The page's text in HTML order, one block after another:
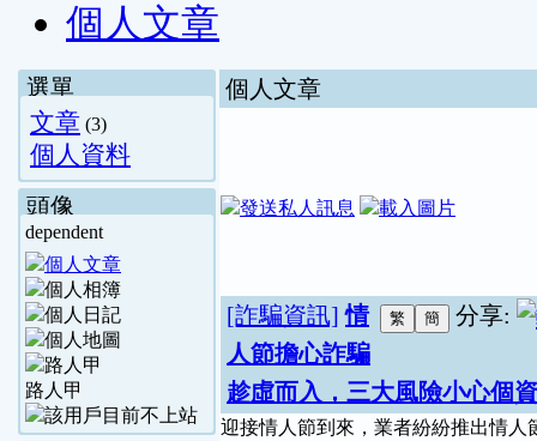
個人文章
選單
文章 (3)
個人資料
頭像
dependent
路人甲
個人文章
分享:
[詐騙資訊] 情
人節擔心詐騙
趁虛而入，三大風險小心個
迎接情人節到來，業者紛紛推出情人